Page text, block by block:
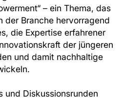
– ein Thema, das
der Branche hervorragend
die Expertise erfahrener
der jüngeren
und damit nachhaltige
und Diskussionsrunden